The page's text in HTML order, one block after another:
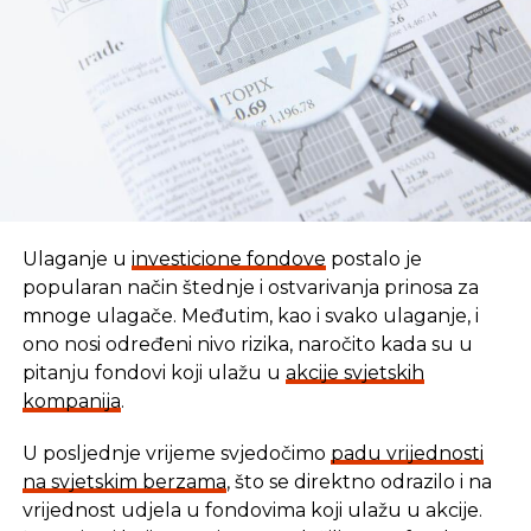
REKLAMA
U vremenu kada tradicionalni oblici štednje nude
sve skromnije prinose, ovaj Fond se nameće kao
moderna alternativa svima koji žele da njihov novac
Ulaganje u investicione fondove postalo je
popularan način štednje i ostvarivanja prinosa za
mnoge ulagače. Međutim, kao i svako ulaganje, i
ono nosi određeni nivo rizika, naročito kada su u
pitanju fondovi koji ulažu u akcije svjetskih
kompanija.
U posljednje vrijeme svjedočimo padu vrijednosti
na svjetskim berzama, što se direktno odrazilo i na
vrijednost udjela u fondovima koji ulažu u akcije.